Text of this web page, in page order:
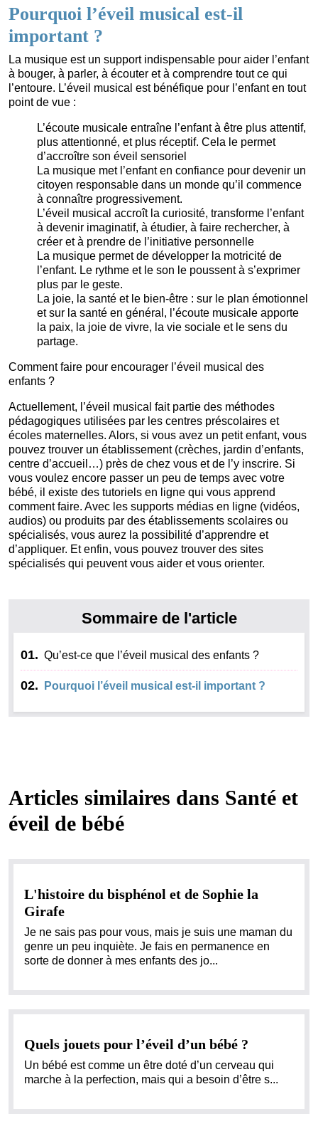
Pourquoi l’éveil musical est-il
important ?
La musique est un support indispensable pour aider l’enfant
à bouger, à parler, à écouter et à comprendre tout ce qui
l’entoure. L’éveil musical est bénéfique pour l’enfant en tout
point de vue :
L’écoute musicale entraîne l’enfant à être plus attentif,
plus attentionné, et plus réceptif. Cela le permet
d’accroître son éveil sensoriel
La musique met l’enfant en confiance pour devenir un
citoyen responsable dans un monde qu’il commence
à connaître progressivement.
L’éveil musical accroît la curiosité, transforme l’enfant
à devenir imaginatif, à étudier, à faire rechercher, à
créer et à prendre de l’initiative personnelle
La musique permet de développer la motricité de
l’enfant. Le rythme et le son le poussent à s’exprimer
plus par le geste.
La joie, la santé et le bien-être : sur le plan émotionnel
et sur la santé en général, l’écoute musicale apporte
la paix, la joie de vivre, la vie sociale et le sens du
partage.
Comment faire pour encourager l’éveil musical des
enfants ?
Actuellement, l’éveil musical fait partie des méthodes
pédagogiques utilisées par les centres préscolaires et
écoles maternelles. Alors, si vous avez un petit enfant, vous
pouvez trouver un établissement (crèches, jardin d’enfants,
centre d’accueil…) près de chez vous et de l’y inscrire. Si
vous voulez encore passer un peu de temps avec votre
bébé, il existe des tutoriels en ligne qui vous apprend
comment faire. Avec les supports médias en ligne (vidéos,
audios) ou produits par des établissements scolaires ou
spécialisés, vous aurez la possibilité d’apprendre et
d’appliquer. Et enfin, vous pouvez trouver des sites
spécialisés qui peuvent vous aider et vous orienter.
Sommaire de l'article
01. Qu’est-ce que l’éveil musical des enfants ?
02. Pourquoi l’éveil musical est-il important ?
Articles similaires dans Santé et
éveil de bébé
L'histoire du bisphénol et de Sophie la
Girafe
Je ne sais pas pour vous, mais je suis une maman du
genre un peu inquiète. Je fais en permanence en
sorte de donner à mes enfants des jo...
Quels jouets pour l’éveil d’un bébé ?
Un bébé est comme un être doté d’un cerveau qui
marche à la perfection, mais qui a besoin d’être s...